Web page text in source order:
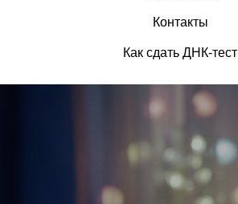
Контакты
Как сдать ДНК-тест